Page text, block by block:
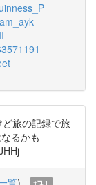
旅の記録で旅
るかも
覧)